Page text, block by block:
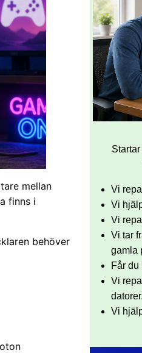
mellan
finns i
behöver
Vi
Vi
Vi
Vi tar
gamla
Får
Vi
datorer.
Vi